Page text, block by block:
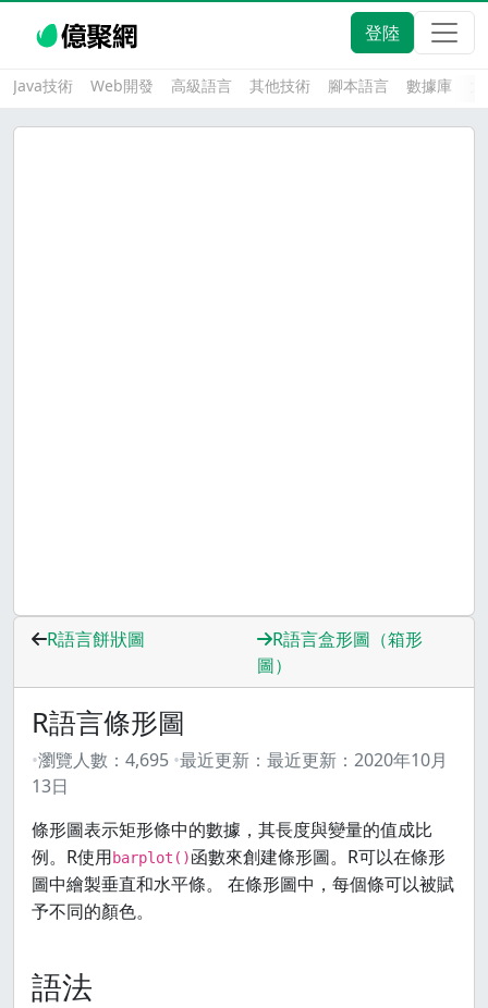
登陸
Java技術 Web開發 高級語言 其他技術 腳本語言 數據庫
R語言餅狀圖
R語言盒形圖（箱形
圖）
R語言條形圖
瀏覽人數： 4,695 最近更新： 最近更新： 2020年10月
13日
條形圖表示矩形條中的數據，其長度與變量的值成比
例。R使用barplot()函數來創建條形圖。R可以在條形
圖中繪製垂直和水平條。 在條形圖中，每個條可以被賦
予不同的顏色。
語法